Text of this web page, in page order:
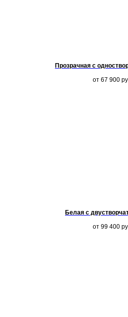
Прозрачная с
от 67 900
Белая с
от 99 400